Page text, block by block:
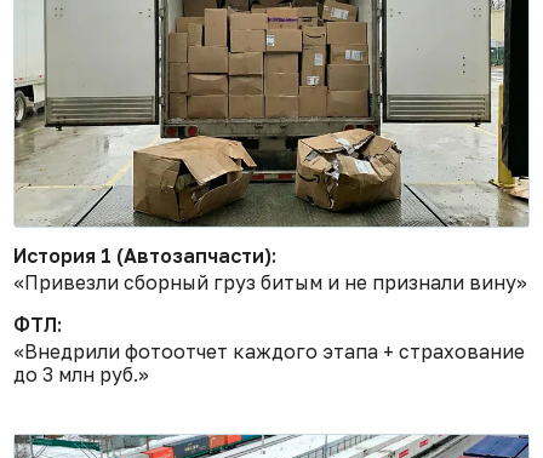
История 1 (Автозапчасти):
«Привезли сборный груз битым и не признали вину»
ФТЛ:
«Внедрили фотоотчет каждого этапа + страхование
до 3 млн руб.»